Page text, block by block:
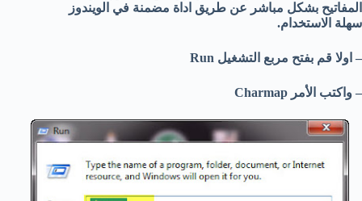
المفاتيح بشكل مباشر عن طريق اداة مضمنة في الويندوز
سهلة الاستخدام.
– اولا قم بفتح مربع التشغيل Run
– واكتب الأمر Charmap